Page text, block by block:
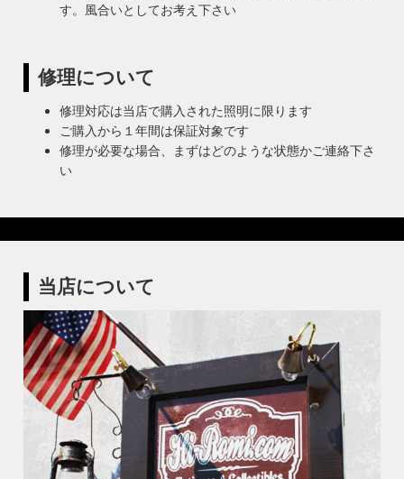
す。風合いとしてお考え下さい
修理について
修理対応は当店で購入された照明に限ります
ご購入から１年間は保証対象です
修理が必要な場合、まずはどのような状態かご連絡下さ
い
当店について